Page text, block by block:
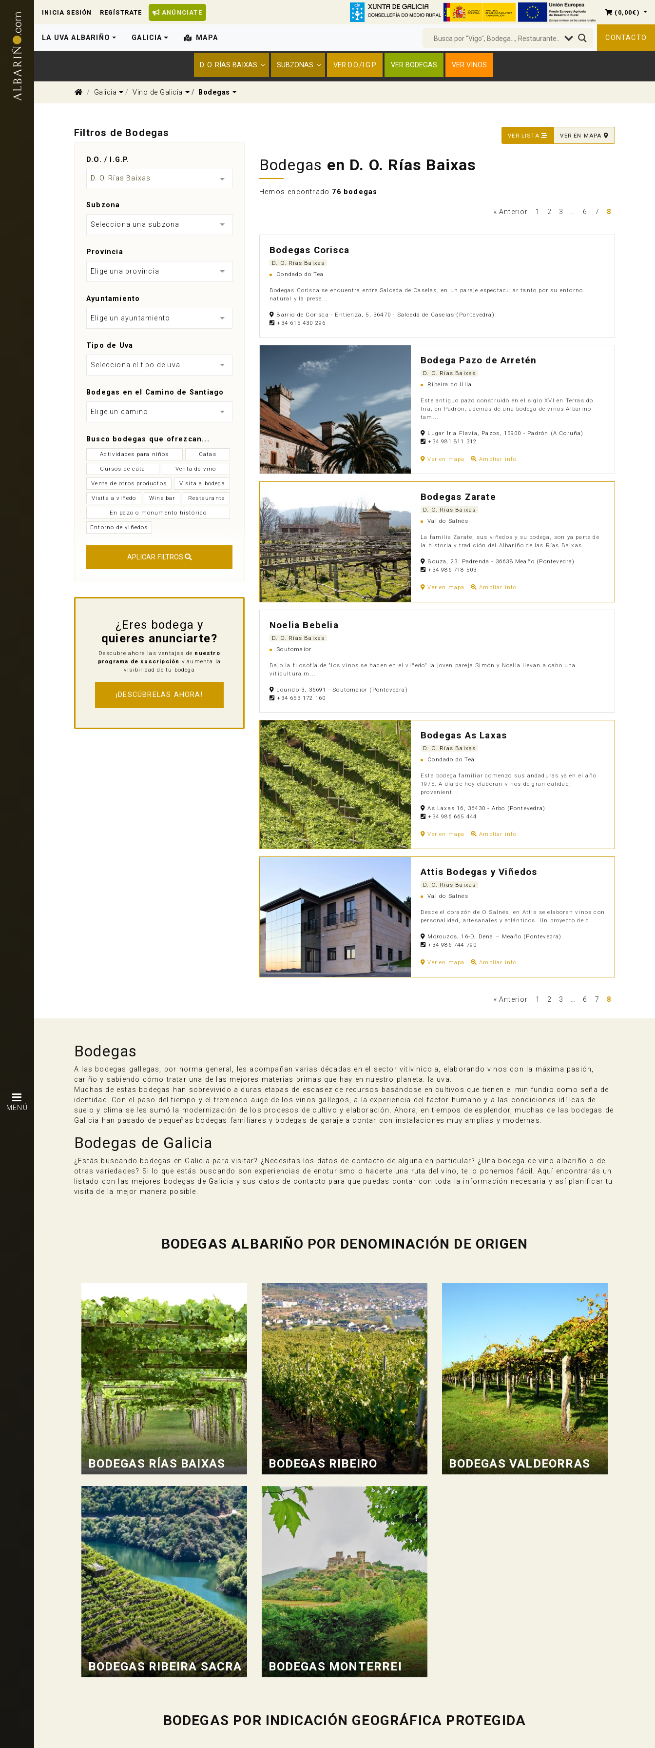
MENÚ
INICIA SESIÓN REGÍSTRATE ANÚNCIATE ( 0,00€ )
LA UVA ALBARIÑO GALICIA MAPA CONTACTO
D. O. RÍAS BAIXAS SUBZONAS VER D.O./I.G.P VER BODEGAS VER VINOS
Galicia Dropdown
Vino de Galicia Dropdown
Bodegas Dropdown
Filtros de Bodegas
D.O. / I.G.P.
D. O. Rías Baixas
Subzona
Selecciona una subzona
Provincia
Elige una provincia
Ayuntamiento
Elige un ayuntamiento
Tipo de Uva
Selecciona el tipo de uva
Bodegas en el Camino de Santiago
Elige un camino
Busco bodegas que ofrezcan...
Actividades para niños Catas
Cursos de cata Venta de vino
Venta de otros productos Visita a bodega
Visita a viñedo Wine bar Restaurante
En pazo o monumento histórico
Entorno de viñedos
APLICAR FILTROS
¿Eres bodega y
quieres anunciarte?
Descubre ahora las ventajas de nuestro
programa de suscripción y aumenta la
visibilidad de tu bodega
¡DESCÚBRELAS AHORA!
VER LISTA VER EN MAPA
Bodegas en D. O. Rías Baixas
Hemos encontrado 76 bodegas
« Anterior 1 2 3 6 7 8
Bodegas Corisca
D. O. Rías Baixas
Condado do Tea
Bodegas Corisca se encuentra entre Salceda de Caselas, en un paraje espectacular tanto por su entorno
natural y la prese...
Barrio de Corisca - Entienza, 5, 36470 - Salceda de Caselas (Pontevedra)
+34 615 430 296
Bodega Pazo de Arretén
D. O. Rías Baixas
Ribeira do Ulla
Este antiguo pazo construido en el siglo XVI en Terras do
Iria, en Padrón, además de una bodega de vinos Albariño
tam...
Lugar Iria Flavia, Pazos, 15900 - Padrón (A Coruña)
+34 981 811 312
Ver en mapa Ampliar info
Bodegas Zarate
D. O. Rías Baixas
Val do Salnés
La familia Zarate, sus viñedos y su bodega, son ya parte de
la historia y tradición del Albariño de las Rías Baixas....
Bouza, 23. Padrenda - 36638 Meaño (Pontevedra)
+34 986 718 503
Ver en mapa Ampliar info
Noelia Bebelia
D. O. Rías Baixas
Soutomaior
Bajo la filosofía de "los vinos se hacen en el viñedo" la joven pareja Simón y Noelia llevan a cabo una
viticultura m...
Lourido 3, 36691 - Soutomaior (Pontevedra)
+34 653 172 160
Bodegas As Laxas
D. O. Rías Baixas
Condado do Tea
Esta bodega familiar comenzó sus andaduras ya en el año
1975. A día de hoy elaboran vinos de gran calidad,
provenient...
As Laxas 16, 36430 - Arbo (Pontevedra)
+34 986 665 444
Ver en mapa Ampliar info
Attis Bodegas y Viñedos
D. O. Rías Baixas
Val do Salnés
Desde el corazón de O Salnés, en Attis se elaboran vinos con
personalidad, artesanales y atlánticos. Un proyecto de d...
Morouzos, 16-D, Dena – Meaño (Pontevedra)
+34 986 744 790
Ver en mapa Ampliar info
« Anterior 1 2 3 6 7 8
Bodegas
A las bodegas gallegas, por norma general, les acompañan varias décadas en el sector vitivinícola, elaborando vinos con la máxima pasión,
cariño y sabiendo cómo tratar una de las mejores materias primas que hay en nuestro planeta: la uva.
Muchas de estas bodegas han sobrevivido a duras etapas de escasez de recursos basándose en cultivos que tienen el minifundio como seña de
identidad. Con el paso del tiempo y el tremendo auge de los vinos gallegos, a la experiencia del factor humano y a las condiciones idílicas de
suelo y clima se les sumó la modernización de los procesos de cultivo y elaboración. Ahora, en tiempos de esplendor, muchas de las bodegas de
Galicia han pasado de pequeñas bodegas familiares y bodegas de garaje a contar con instalaciones muy amplias y modernas.
Bodegas de Galicia
¿Estás buscando bodegas en Galicia para visitar? ¿Necesitas los datos de contacto de alguna en particular? ¿Una bodega de vino albariño o de
otras variedades? Si lo que estás buscando son experiencias de enoturismo o hacerte una ruta del vino, te lo ponemos fácil. Aquí encontrarás un
listado con las mejores bodegas de Galicia y sus datos de contacto para que puedas contar con toda la información necesaria y así planificar tu
visita de la mejor manera posible.
BODEGAS ALBARIÑO POR DENOMINACIÓN DE ORIGEN
BODEGAS RÍAS BAIXAS BODEGAS RIBEIRO BODEGAS VALDEORRAS
BODEGAS RIBEIRA SACRA BODEGAS MONTERREI
BODEGAS POR INDICACIÓN GEOGRÁFICA PROTEGIDA